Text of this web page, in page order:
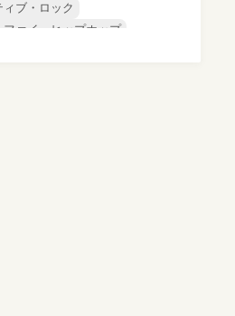
ィブ・ロック
ファイ・ヒップホップ